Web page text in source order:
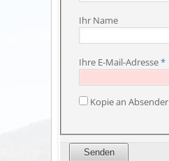
Ihr Name
Ihre E-Mail-Adresse*
Kopie an Absender